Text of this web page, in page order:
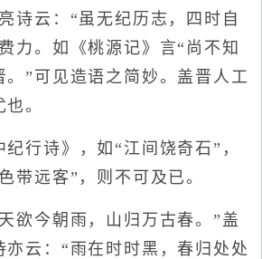
诗云：“虽无纪历志，四时自
力。如《桃源记》言“尚不知
。”可见造语之简妙。盖晋人工
。
诗》，如“江间饶奇石”，
带远客”，则不可及已。
今朝雨，山归万古春。”盖
亦云：“雨在时时黑，春归处处